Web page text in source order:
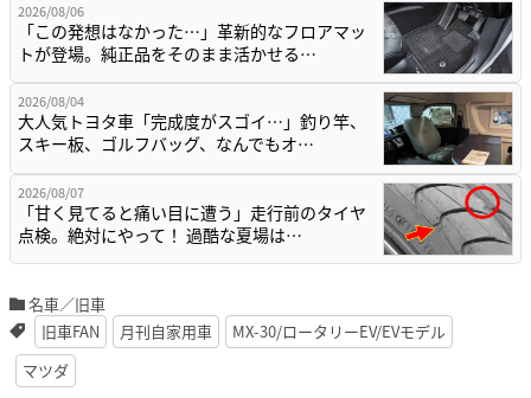
2026/08/06
「この発想はなかった…」革新的なフロアマッ
トが登場。純正品をそのまま活かせる…
2026/08/04
大人気トヨタ車「完成度がスゴイ…」釣り竿、
スキー板、ゴルフバッグ、なんでもオ…
2026/08/07
「甘く見てると痛い目に遭う」走行前のタイヤ
点検。絶対にやって！ 過酷な夏場は…
名車／旧車
旧車FAN
月刊自家用車
MX-30/ロータリーEV/EVモデル
マツダ